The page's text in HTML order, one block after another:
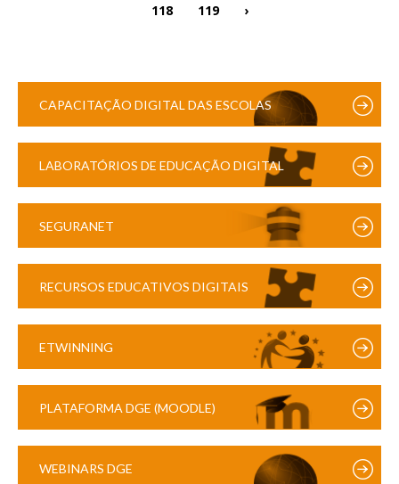
118
119 ›
CAPACITAÇÃO DIGITAL DAS ESCOLAS
LABORATÓRIOS DE EDUCAÇÃO DIGITAL
SEGURANET
RECURSOS EDUCATIVOS DIGITAIS
ETWINNING
PLATAFORMA DGE (MOODLE)
WEBINARS DGE